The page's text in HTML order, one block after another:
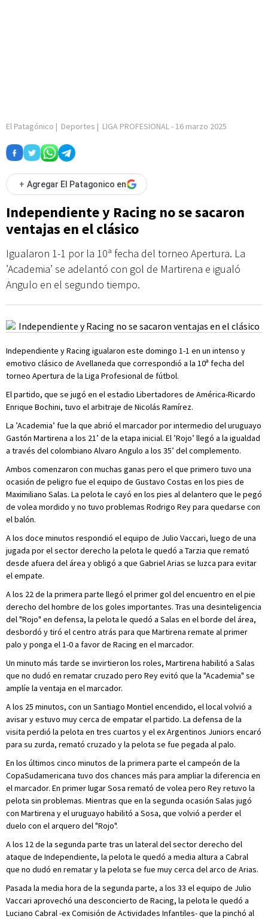
El Patagónico | Deportes | LIGA PROFESIONAL- 16 marzo 2025
+ Agregar El Patagonico en
Independiente y Racing no se sacaron
ventajas en el clásico
Igualaron 1-1 por la 10ª fecha del torneo Apertura. La
’Academia’ se adelantó con gol de Martirena e igualó
Angulo en el segundo tiempo.
Independiente y Racing igualaron este domingo 1-1 en un intenso y
emotivo clásico de Avellaneda que correspondió a la 10ª fecha del
torneo Apertura de la Liga Profesional de fútbol.
El partido, que se jugó en el estadio Libertadores de América-Ricardo
Enrique Bochini, tuvo el arbitraje de Nicolás Ramírez.
La ’Academia’ fue la que abrió el marcador por intermedio del uruguayo
Gastón Martirena a los 21’ de la etapa inicial. El ’Rojo’ llegó a la igualdad
a través del colombiano Alvaro Angulo a los 35’ del complemento.
Ambos comenzaron con muchas ganas pero el que primero tuvo una
ocasión de peligro fue el equipo de Gustavo Costas en los pies de
Maximiliano Salas. La pelota le cayó en los pies al delantero que le pegó
de volea mordido y no tuvo problemas Rodrigo Rey para quedarse con
el balón.
A los doce minutos respondió el equipo de Julio Vaccari, luego de una
jugada por el sector derecho la pelota le quedó a Tarzia que remató
desde afuera del área y obligó a que Gabriel Arias se luzca para evitar
el empate.
A los 22 de la primera parte llegó el primer gol del encuentro en el pie
derecho del hombre de los goles importantes. Tras una desinteligencia
del "Rojo" en defensa, la pelota le quedó a Salas en el borde del área,
desbordó y tiró el centro atrás para que Martirena remate al primer
palo y ponga el 1-0 a favor de Racing en el marcador.
Un minuto más tarde se invirtieron los roles, Martirena habilitó a Salas
que no dudó en rematar cruzado pero Rey evitó que la "Academia" se
amplíe la ventaja en el marcador.
A los 25 minutos, con un Santiago Montiel encendido, el local volvió a
avisar y estuvo muy cerca de empatar el partido. La defensa de la
visita perdió la pelota en tres cuartos y el ex Argentinos Juniors encaró
para su zurda, remató cruzado y la pelota se fue pegada al palo.
En los últimos cinco minutos de la primera parte el campeón de la
CopaSudamericana tuvo dos chances más para ampliar la diferencia en
el marcador. En primer lugar Sosa remató de volea pero Rey retuvo la
pelota sin problemas. Mientras que en la segunda ocasión Salas jugó
con Martirena y el uruguayo habilitó a Sosa, que volvió a perder el
duelo con el arquero del "Rojo".
A los 12 de la segunda parte tras un lateral del sector derecho del
ataque de Independiente, la pelota le quedó a media altura a Cabral
que no dudó en rematar y la pelota se fue muy cerca del arco de Arias.
Pasada la media hora de la segunda parte, a los 33 el equipo de Julio
Vaccari aprovechó una desconcierto de Racing, la pelota le quedó a
Luciano Cabral -ex Comisión de Actividades Infantiles- que la pinchó al